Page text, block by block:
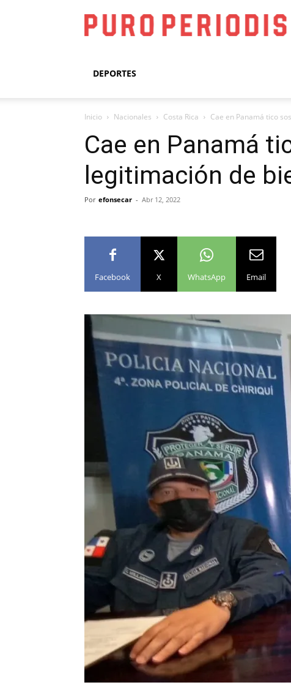
DEPORTES
Inicio Nacionales Costa Rica Cae en Panamá tico
Cae en Panamá
legitimación de
Por efonsecar - Abr 12, 2022
Facebook X WhatsApp Email